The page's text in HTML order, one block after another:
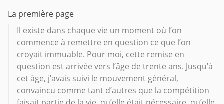
La première page
Il existe dans chaque vie un moment où l’on
commence à remettre en question ce que l’on
croyait immuable. Pour moi, cette remise en
question est arrivée vers l’âge de trente ans. Jusqu’à
cet âge, j’avais suivi le mouvement général,
convaincu comme tant d’autres que la compétition